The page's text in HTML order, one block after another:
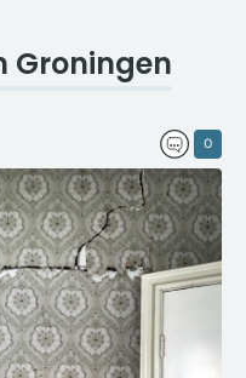
Groningen
0